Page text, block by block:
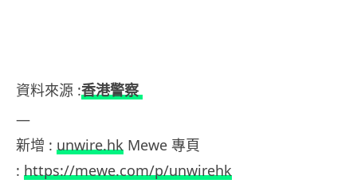
資料來源 :香港警察
—
新增 : unwire.hk Mewe 專頁
: https://mewe.com/p/unwirehk